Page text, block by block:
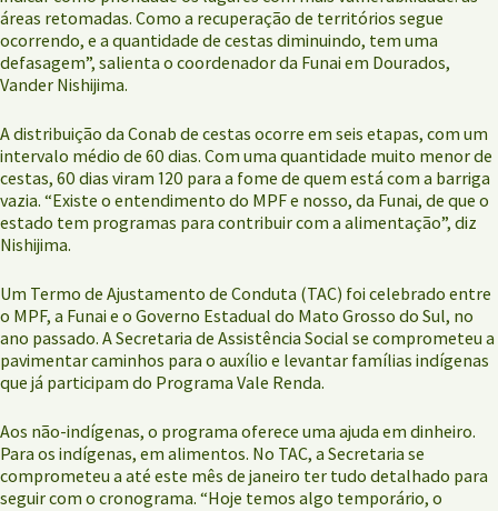
áreas retomadas. Como a recuperação de territórios segue
ocorrendo, e a quantidade de cestas diminuindo, tem uma
defasagem”, salienta o coordenador da Funai em Dourados,
Vander Nishijima.
A distribuição da Conab de cestas ocorre em seis etapas, com um
intervalo médio de 60 dias. Com uma quantidade muito menor de
cestas, 60 dias viram 120 para a fome de quem está com a barriga
vazia. “Existe o entendimento do MPF e nosso, da Funai, de que o
estado tem programas para contribuir com a alimentação”, diz
Nishijima.
Um Termo de Ajustamento de Conduta (TAC) foi celebrado entre
o MPF, a Funai e o Governo Estadual do Mato Grosso do Sul, no
ano passado. A Secretaria de Assistência Social se comprometeu a
pavimentar caminhos para o auxílio e levantar famílias indígenas
que já participam do Programa Vale Renda.
Aos não-indígenas, o programa oferece uma ajuda em dinheiro.
Para os indígenas, em alimentos. No TAC, a Secretaria se
comprometeu a até este mês de janeiro ter tudo detalhado para
seguir com o cronograma. “Hoje temos algo temporário, o